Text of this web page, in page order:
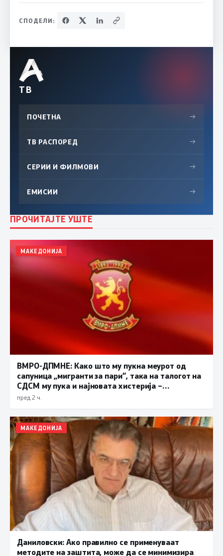
СПОДЕЛИ:
ТВ
ПОЧЕТНА →
ТВ РАСПОРЕД →
СЕРИИ И ФИЛМОВИ →
ЕМИСИИ →
ПРОЧИТАЈТЕ УШТЕ
МАКЕДОНИЈА
ВМРО-ДПМНЕ: Како што му пукна меурот од
сапуница „мигранти за пари“, така на талогот на
СДСМ му пука и најновата хистерија –
прифаќање на француски предлог
пред 2 ч.
МАКЕДОНИЈА
Даниловски: Ако правилно се применуваат
методите на заштита, може да се минимизира